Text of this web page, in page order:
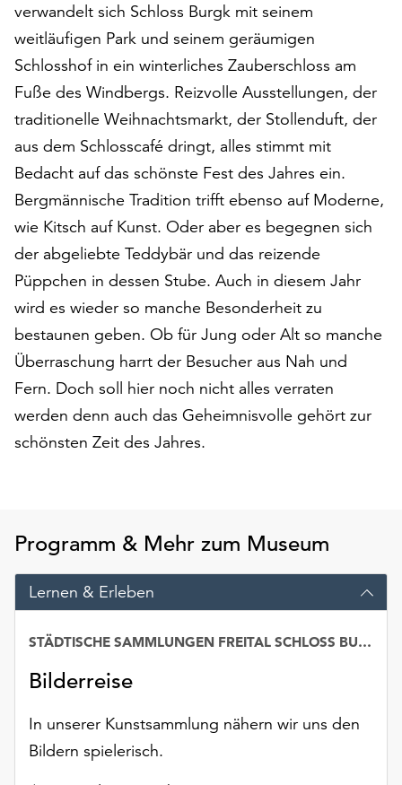
„Alle
akzeptieren“,
um
alle
Cookies
zu
akzeptieren.
Sie
können
Ihr
Einverständnis
jederzeit
ändern
und
widerrufen.
Dafür
steht
Ihnen
am
Ende
der
Seite
Einstellungen“
zur
Verfügung.
Funktionale
werden
ohne
Einverständnis
weiterhin
ausgeführt.
verwandelt sich Schloss Burgk mit seinem
weitläufigen Park und seinem geräumigen
Schlosshof in ein winterliches Zauberschloss am
Fuße des Windbergs. Reizvolle Ausstellungen, der
traditionelle Weihnachtsmarkt, der Stollenduft, der
aus dem Schlosscafé dringt, alles stimmt mit
Bedacht auf das schönste Fest des Jahres ein.
Bergmännische Tradition trifft ebenso auf Moderne,
wie Kitsch auf Kunst. Oder aber es begegnen sich
der abgeliebte Teddybär und das reizende
Püppchen in dessen Stube. Auch in diesem Jahr
wird es wieder so manche Besonderheit zu
bestaunen geben. Ob für Jung oder Alt so manche
Überraschung harrt der Besucher aus Nah und
Fern. Doch soll hier noch nicht alles verraten
werden denn auch das Geheimnisvolle gehört zur
schönsten Zeit des Jahres.
Programm & Mehr zum Museum
Lernen & Erleben
Bilderreise
STÄDTISCHE SAMMLUNGEN FREITAL SCHLOSS BURGK
In unserer Kunstsammlung nähern wir uns den
Bildern spielerisch.